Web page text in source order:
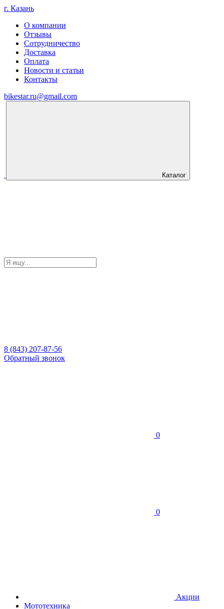
г. Казань
О компании
Отзывы
Сотрудничество
Доставка
Оплата
Новости и статьи
Контакты
bikestar.ru@gmail.com
Каталог
8 (843) 207-87-56
Обратный звонок
0
0
Акции
Мототехника